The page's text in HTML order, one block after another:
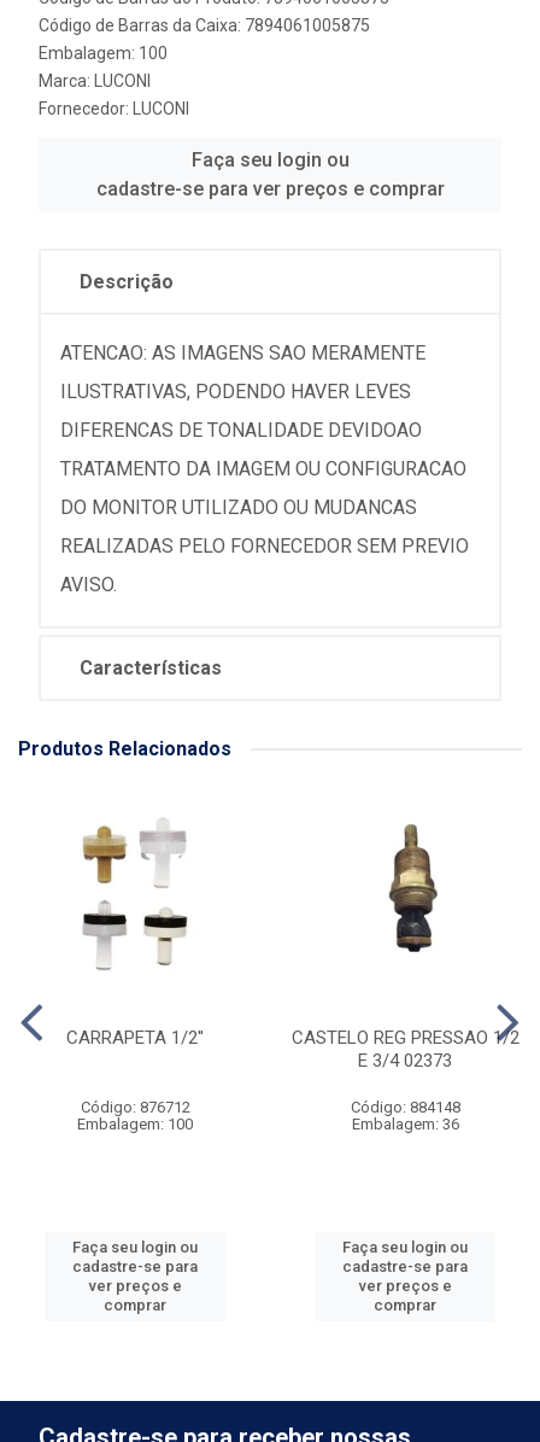
Código de Barras da Caixa: 7894061005875
Embalagem: 100
Marca:
LUCONI
Fornecedor:
LUCONI
Faça seu login ou
cadastre-se para ver preços e comprar
Descrição
ATENCAO: AS IMAGENS SAO MERAMENTE
ILUSTRATIVAS, PODENDO HAVER LEVES
DIFERENCAS DE TONALIDADE DEVIDOAO
TRATAMENTO DA IMAGEM OU CONFIGURACAO
DO MONITOR UTILIZADO OU MUDANCAS
REALIZADAS PELO FORNECEDOR SEM PREVIO
AVISO.
Características
Produtos Relacionados
CARRAPETA 1/2''
Código: 876712
Embalagem: 100
Faça seu login ou
cadastre-se para
ver preços e
comprar
CASTELO REG PRESSAO 1/2
E 3/4 02373
Código: 884148
Embalagem: 36
Faça seu login ou
cadastre-se para
ver preços e
comprar